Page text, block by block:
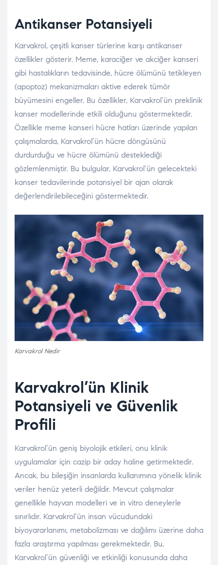
Antikanser Potansiyeli
Karvakrol, çeşitli kanser türlerine karşı antikanser
özellikler gösterir. Meme, karaciğer ve akciğer kanseri
gibi hastalıkların tedavisinde, hücre ölümünü tetikleyen
(apoptoz) mekanizmaları aktive ederek tümör
büyümesini engeller. Bu özellikler, Karvakrol’ün preklinik
kanser modellerinde etkili olduğunu göstermektedir.
Özellikle meme kanseri hücre hatları üzerinde yapılan
çalışmalarda, Karvakrol’ün hücre döngüsünü
durdurduğu ve hücre ölümünü desteklediği
gözlemlenmiştir. Bu bulgular, Karvakrol’ün gelecekteki
kanser tedavilerinde potansiyel bir ajan olarak
değerlendirilebileceğini göstermektedir.
Karvakrol Nedir
Karvakrol’ün Klinik
Potansiyeli ve Güvenlik
Profili
Karvakrol’ün geniş biyolojik etkileri, onu klinik
uygulamalar için cazip bir aday haline getirmektedir.
Ancak, bu bileşiğin insanlarda kullanımına yönelik klinik
veriler henüz yeterli değildir. Mevcut çalışmalar
genellikle hayvan modelleri ve in vitro deneylerle
sınırlıdır. Karvakrol’ün insan vücudundaki
biyoyararlanımı, metabolizması ve dağılımı üzerine daha
fazla araştırma yapılması gerekmektedir. Bu,
Karvakrol’ün güvenliği ve etkinliği konusunda daha